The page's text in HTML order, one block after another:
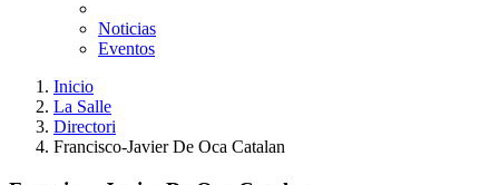
Noticias
Eventos
Inicio
La Salle
Directori
Francisco-Javier De Oca Catalan